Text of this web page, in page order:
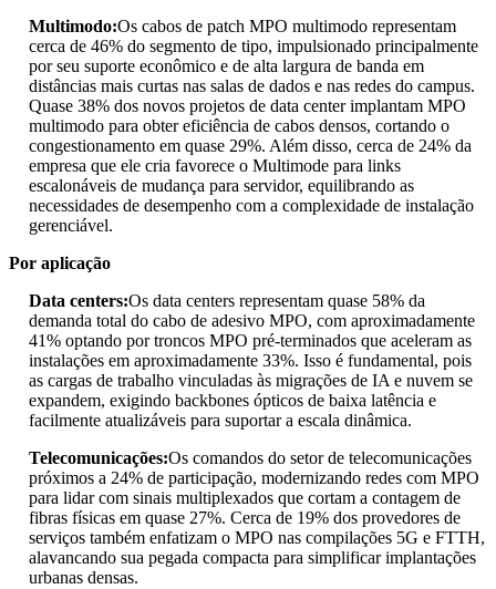
Multimodo:Os cabos de patch MPO multimodo representam
cerca de 46% do segmento de tipo, impulsionado principalmente
por seu suporte econômico e de alta largura de banda em
distâncias mais curtas nas salas de dados e nas redes do campus.
Quase 38% dos novos projetos de data center implantam MPO
multimodo para obter eficiência de cabos densos, cortando o
congestionamento em quase 29%. Além disso, cerca de 24% da
empresa que ele cria favorece o Multimode para links
escalonáveis ​​de mudança para servidor, equilibrando as
necessidades de desempenho com a complexidade de instalação
gerenciável.
Por aplicação
Data centers:Os data centers representam quase 58% da
demanda total do cabo de adesivo MPO, com aproximadamente
41% optando por troncos MPO pré-terminados que aceleram as
instalações em aproximadamente 33%. Isso é fundamental, pois
as cargas de trabalho vinculadas às migrações de IA e nuvem se
expandem, exigindo backbones ópticos de baixa latência e
facilmente atualizáveis ​​para suportar a escala dinâmica.
Telecomunicações:Os comandos do setor de telecomunicações
próximos a 24% de participação, modernizando redes com MPO
para lidar com sinais multiplexados que cortam a contagem de
fibras físicas em quase 27%. Cerca de 19% dos provedores de
serviços também enfatizam o MPO nas compilações 5G e FTTH,
alavancando sua pegada compacta para simplificar implantações
urbanas densas.